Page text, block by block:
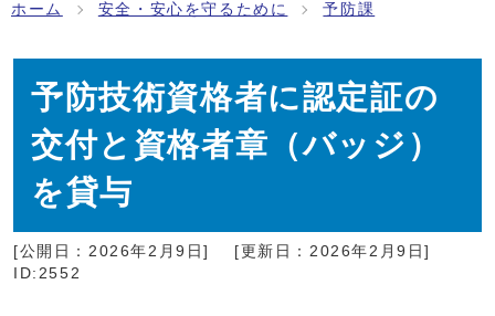
ホーム 安全・安心を守るために 予防課
予防技術資格者に認定証の
交付と資格者章（バッジ）
を貸与
[公開日：2026年2月9日]
[更新日：2026年2月9日]
ID:2552